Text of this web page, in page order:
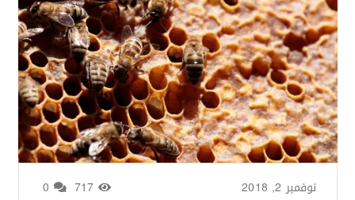
من طرف نوفمبر 2, 2018